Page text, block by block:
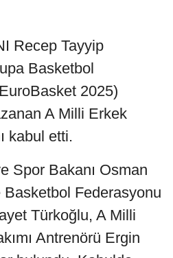
Recep Tayyip
Basketbol
2025)
A Milli Erkek
kabul etti.
Spor Bakanı Osman
Basketbol Federasyonu
Türkoğlu, A Milli
Antrenörü Ergin